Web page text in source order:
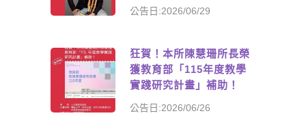
公告日:2026/06/29
狂賀！本所陳慧珊所長榮
獲教育部「115年度教學
實踐研究計畫」補助！
公告日:2026/06/26